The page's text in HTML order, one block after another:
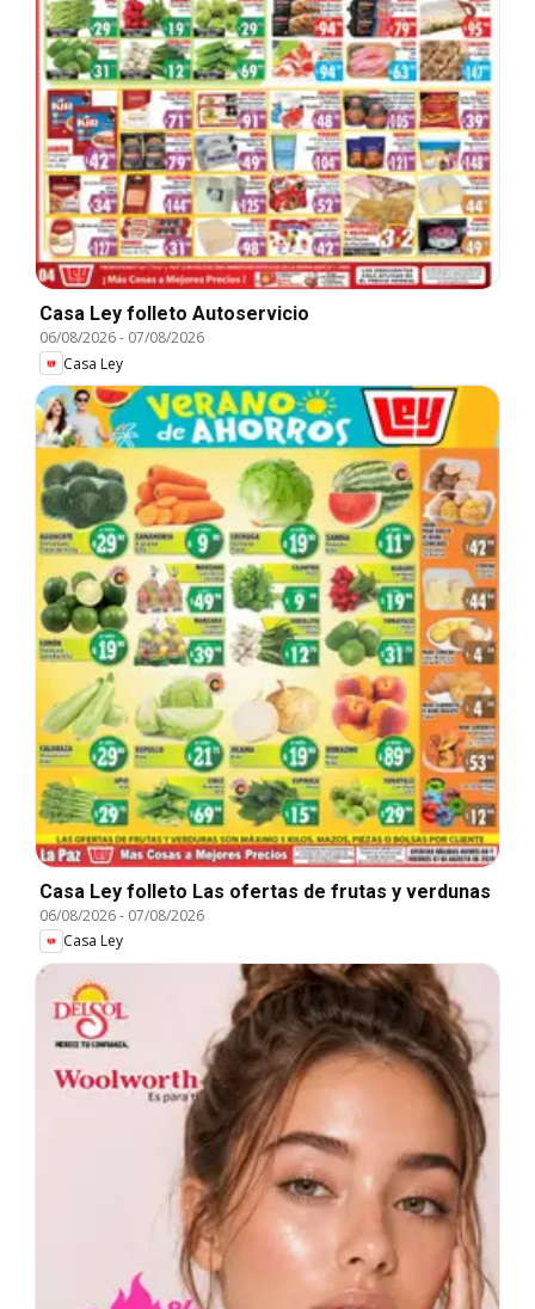
Casa Ley folleto Autoservicio
06/08/2026- 07/08/2026
Casa Ley
Casa Ley folleto Las ofertas de frutas y verdunas
06/08/2026- 07/08/2026
Casa Ley